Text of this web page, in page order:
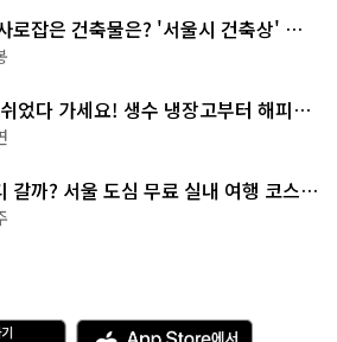
로잡은 건축물은? '서울시 건축상' 수
었다 가세요! 생수 냉장고부터 해피소
갈까? 서울 도심 무료 실내 여행 코스
A